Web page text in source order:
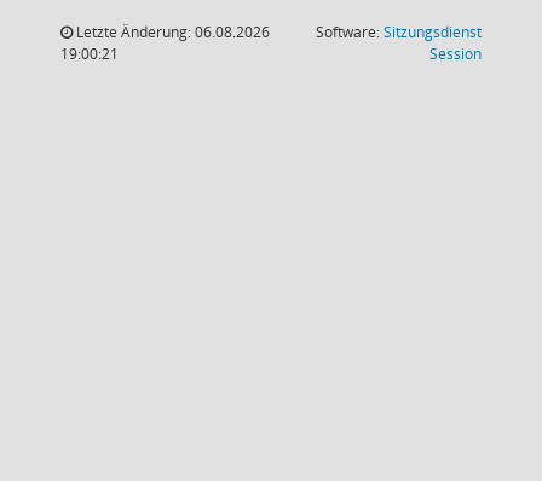
Letzte Änderung: 06.08.2026
19:00:21
Software:Sitzungsdienst
Session(Wird in